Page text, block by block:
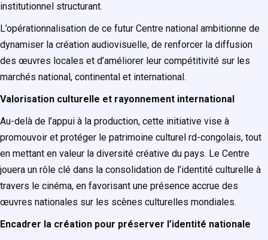
institutionnel structurant.
L’opérationnalisation de ce futur Centre national ambitionne de
dynamiser la création audiovisuelle, de renforcer la diffusion
des œuvres locales et d’améliorer leur compétitivité sur les
marchés national, continental et international.
Valorisation culturelle et rayonnement international
Au-delà de l’appui à la production, cette initiative vise à
promouvoir et protéger le patrimoine culturel rd-congolais, tout
en mettant en valeur la diversité créative du pays. Le Centre
jouera un rôle clé dans la consolidation de l’identité culturelle à
travers le cinéma, en favorisant une présence accrue des
œuvres nationales sur les scènes culturelles mondiales.
Encadrer la création pour préserver l’identité nationale